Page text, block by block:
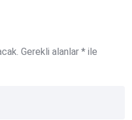
Gerekli alanlar * ile